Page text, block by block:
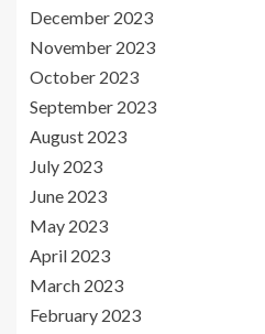
December 2023
November 2023
October 2023
September 2023
August 2023
July 2023
June 2023
May 2023
April 2023
March 2023
February 2023